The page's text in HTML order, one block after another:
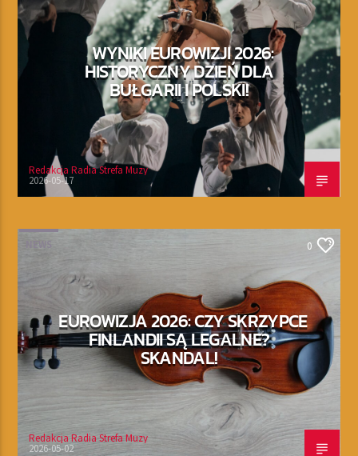
WYNIKI EUROWIZJI 2026:
HISTORYCZNY DZIEŃ DLA
BUŁGARII I POLSKI!
Redakcja Radia Strefa Muzy
2026-05-17
NEWS 0
EUROWIZJA 2026: CZY SKRZYPCE
FINLANDII SĄ LEGALNE?
SKANDAL!
Redakcja Radia Strefa Muzy
2026-05-02